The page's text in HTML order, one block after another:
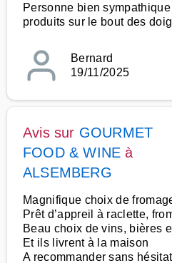
Personne bien
produits sur le bout des
Bernard
19/11/2025
Avis sur GOURMET
FOOD & WINEà
ALSEMBERG
Magnifique choix de
Prêt d’appreil à raclette,
Beau choix de vins, bières
Et ils livrent à la maison
A recommander sans